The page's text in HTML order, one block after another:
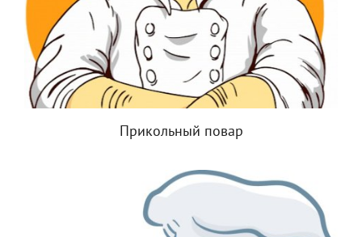
Прикольный повар